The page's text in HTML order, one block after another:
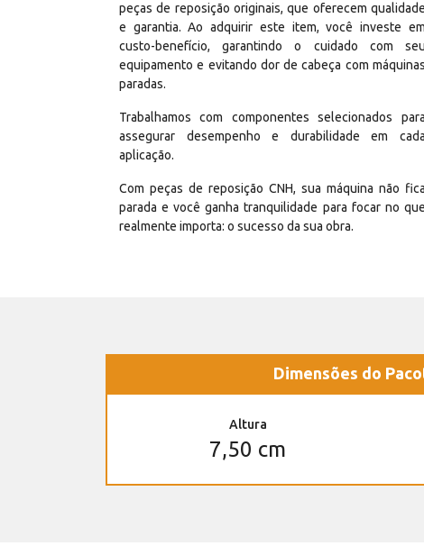
peças de reposição originais, que oferecem qualidade
e garantia. Ao adquirir este item, você investe em
custo-benefício, garantindo o cuidado com seu
equipamento e evitando dor de cabeça com máquinas
paradas.
Trabalhamos com componentes selecionados para
assegurar desempenho e durabilidade em cada
aplicação.
Com peças de reposição CNH, sua máquina não fica
parada e você ganha tranquilidade para focar no que
realmente importa: o sucesso da sua obra.
Dimensões do
Altura
7,50 cm